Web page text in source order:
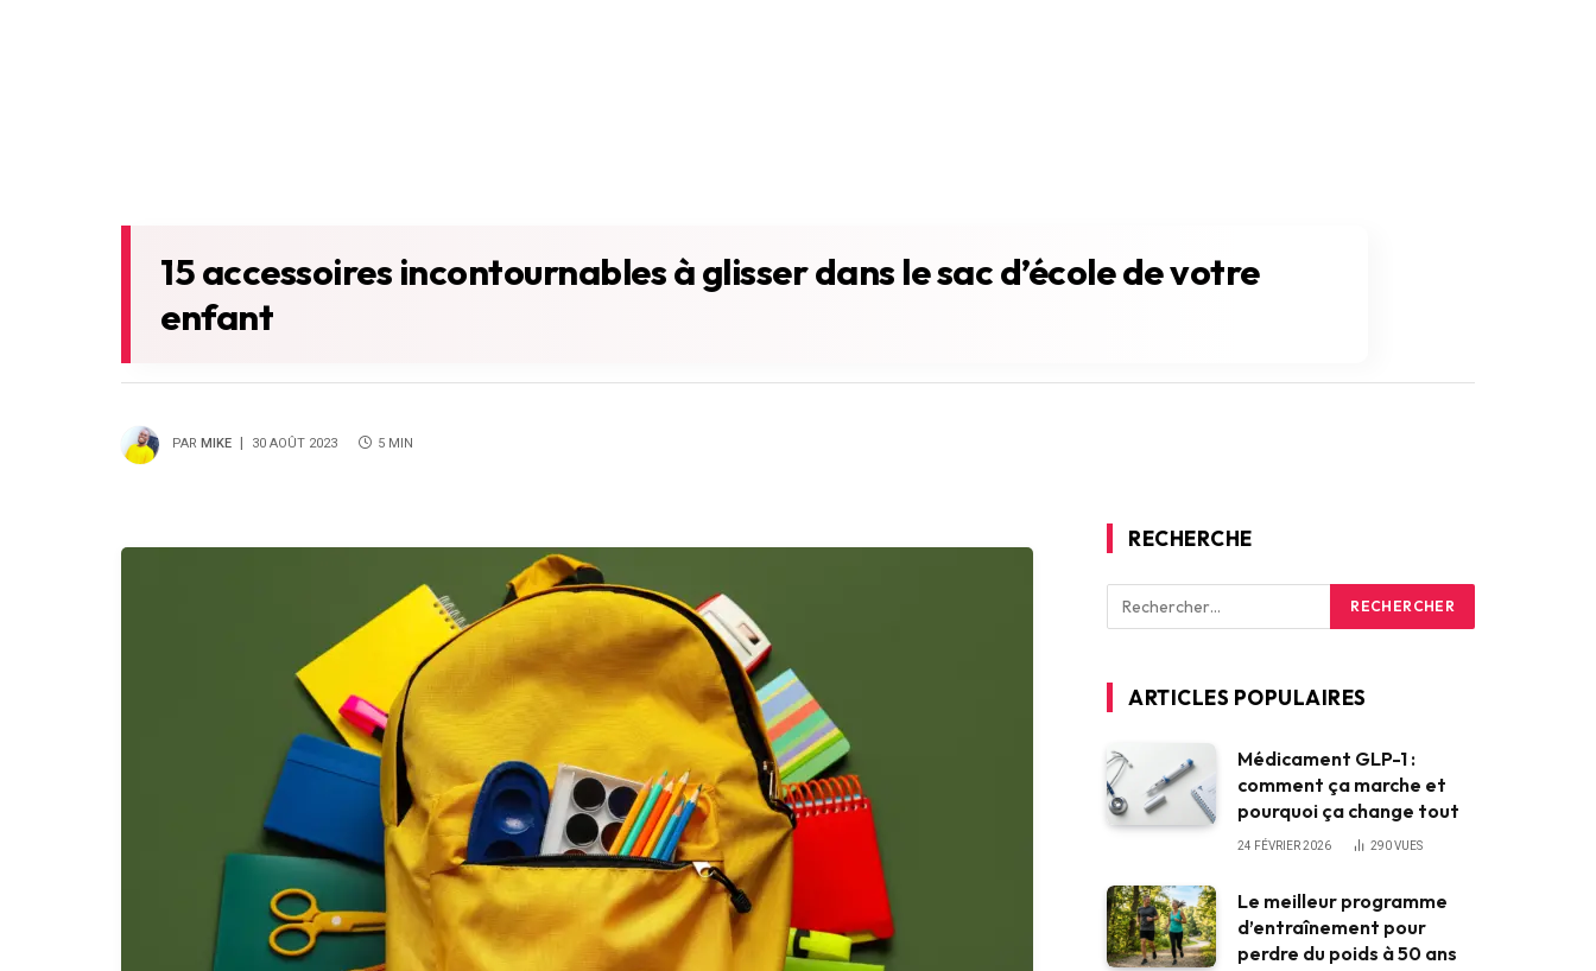
15 accessoires incontournables à glisser dans le sac d’école de votre
enfant
PAR MIKE 30 AOÛT 2023 5 MIN
RECHERCHE
ARTICLES POPULAIRES
Médicament GLP-1 :
comment ça marche et
pourquoi ça change tout
24 FÉVRIER 2026 290VUES
Le meilleur programme
d’entraînement pour
perdre du poids à 50 ans